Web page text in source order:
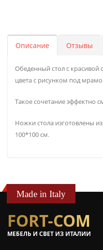
Описание Отзывы
Обеденный стол с красивой
цвета с рисунком под
Такое сочетание эффектно
Ножки стола изготовлены
100*100 см.
Made in Italy
FORT-COM
МЕБЕЛЬ И СВЕТ ИЗ ИТАЛИИ